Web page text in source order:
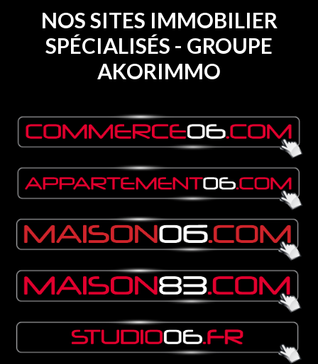
NOS SITES IMMOBILIER
SPÉCIALISÉS - GROUPE
AKORIMMO